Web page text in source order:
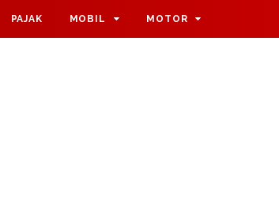
PAJAK MOBIL MOTOR